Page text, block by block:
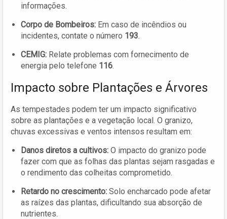
informações.
Corpo de Bombeiros: Em caso de incêndios ou
incidentes, contate o número 193.
CEMIG: Relate problemas com fornecimento de
energia pelo telefone 116.
Impacto sobre Plantações e Árvores
As tempestades podem ter um impacto significativo
sobre as plantações e a vegetação local. O granizo,
chuvas excessivas e ventos intensos resultam em:
Danos diretos a cultivos: O impacto do granizo pode
fazer com que as folhas das plantas sejam rasgadas e
o rendimento das colheitas comprometido.
Retardo no crescimento: Solo encharcado pode afetar
as raízes das plantas, dificultando sua absorção de
nutrientes.